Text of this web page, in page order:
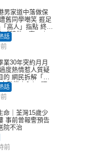
男家道中落做保
舊同學嘲笑 捱足
高人」指點 終辭
「轉做一事」｜
話
業30年突約月月
度熱情惹人質疑
的 網民拆解「扮
動機｜Juicy叮
話
命｜荃灣15歲少
事前曾報警預告
院不治
前